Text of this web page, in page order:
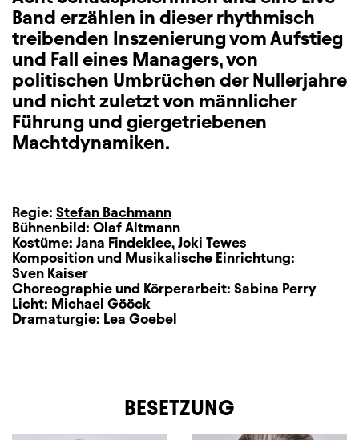
Band erzählen in dieser rhythmisch
treibenden Inszenierung vom Aufstieg
und Fall eines Managers, von
politischen Umbrüchen der Nullerjahre
und nicht zuletzt von männlicher
Führung und giergetriebenen
Machtdynamiken.
Regie: Stefan Bachmann
Bühnenbild: Olaf Altmann
Kostüme: Jana Findeklee, Joki Tewes
Komposition und Musikalische Einrichtung:
Sven Kaiser
Choreographie und Körperarbeit: Sabina Perry
Licht: Michael Gööck
Dramaturgie: Lea Goebel
BESETZUNG